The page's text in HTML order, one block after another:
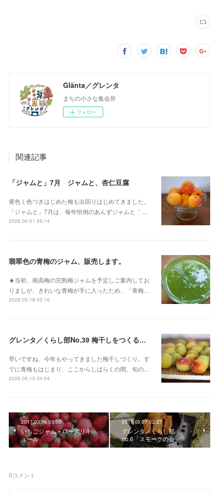
Glänta／グレンタ
まちの小さな集会所
フォロー
関連記事
「ジャムと」7月 ジャムと、杏仁豆腐
黄色く色づきはじめた梅も出回りはじめてきました。
「ジャムと」7月は、毎年恒例のあんずジャムと「…
2026.06.01 05:14
翡翠色の青梅のジャム、販売します。
★当初、南高梅の完熟梅ジャムを予定しご案内してお
りましが、きれいな青梅が手に入ったため、「青梅…
2026.05.18 05:16
グレンタ／くらし部No.39 梅干しをつくる会 2026
早いですね、今年もやってきました梅干しづくり。す
でに青梅もはじまり、ここからしばらくの間、旬の…
2026.05.15 04:04
2017.03.16 05:00
いちごジャム＋ローズリキ
ュール
2017.03.07 02:27
グレンタ／くらし部
no.6「スモークの会」
0コメント